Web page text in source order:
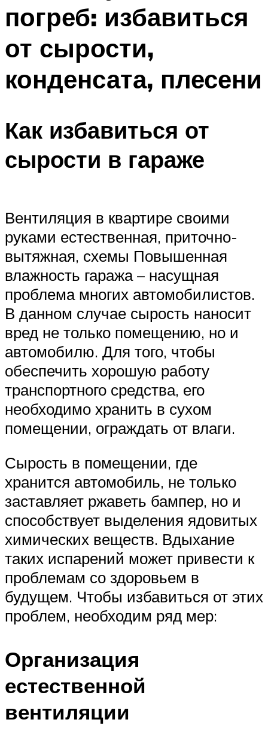
Меню
погреб: избавиться
от сырости,
конденсата, плесени
Как избавиться от
сырости в гараже
Вентиляция в квартире своими
руками естественная, приточно-
вытяжная, схемы Повышенная
влажность гаража – насущная
проблема многих автомобилистов.
В данном случае сырость наносит
вред не только помещению, но и
автомобилю. Для того, чтобы
обеспечить хорошую работу
транспортного средства, его
необходимо хранить в сухом
помещении, ограждать от влаги.
Сырость в помещении, где
хранится автомобиль, не только
заставляет ржаветь бампер, но и
способствует выделения ядовитых
химических веществ. Вдыхание
таких испарений может привести к
проблемам со здоровьем в
будущем. Чтобы избавиться от этих
проблем, необходим ряд мер:
Организация
естественной
вентиляции